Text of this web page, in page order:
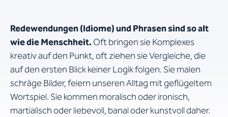
Redewendungen (Idiome) und Phrasen sind so alt
wie die Menschheit. Oft bringen sie Komplexes
kreativ auf den Punkt, oft ziehen sie Vergleiche, die
auf den ersten Blick keiner Logik folgen. Sie malen
schräge Bilder, feiern unseren Alltag mit geflügeltem
Wortspiel. Sie kommen moralisch oder ironisch,
martialisch oder liebevoll, banal oder kunstvoll daher.